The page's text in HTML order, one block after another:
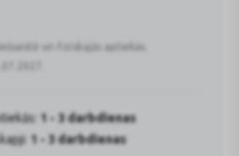
un fiziskajās aptiekās.
1 - 3 darbdienas
1 - 3 darbdienas